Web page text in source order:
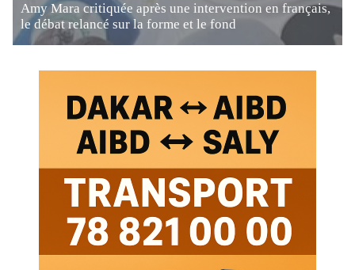
Amy Mara critiquée après une intervention en français,
le débat relancé sur la forme et le fond